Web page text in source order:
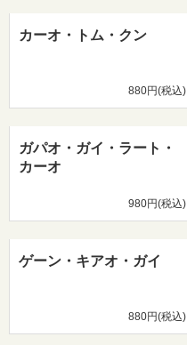
カーオ・トム・クン
880円(税込)
ガパオ・ガイ・ラート・
カーオ
980円(税込)
ゲーン・キアオ・ガイ
880円(税込)